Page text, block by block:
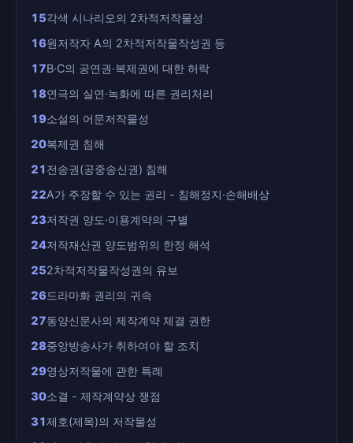
15각색 시나리오의 2차적저작물성
16원저작자 A의 2차적저작물작성권 등
17B·C의 공연권·복제권에 대한 허락
18연극의 실연·녹화에 따른 권리처리
19소설의 어문저작물성
20복제권 침해
21전송권(공중송신권) 침해
22A가 주장할 수 있는 권리 - 침해정지·손해배상
23저작권 양도·이용계약의 구별
24저작재산권 양도범위의 한정 해석
252차적저작물작성권의 유보
26드라마화 권리의 귀속
27동양신문사의 제작계약 체결 권한
28중앙방송사가 취하여야 할 조치
29영상저작물에 관한 특례
30소결 - 제작계약상 쟁점
31제호(제목)의 저작물성